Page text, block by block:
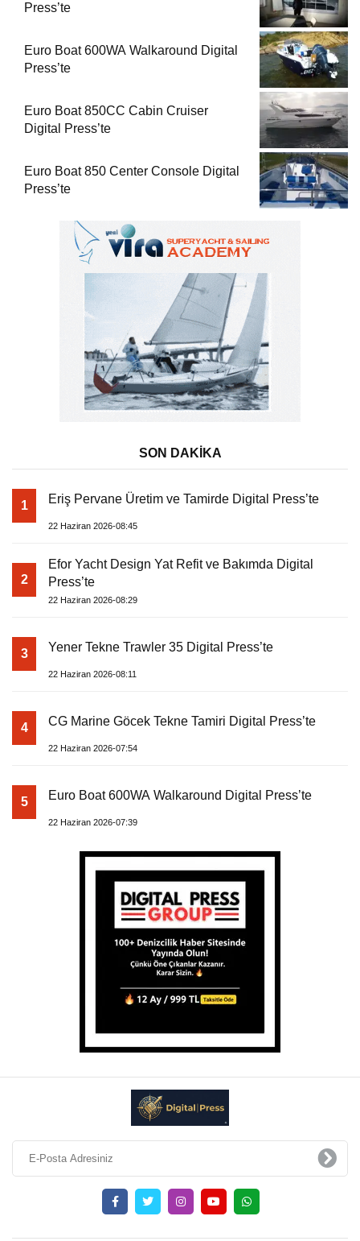
Press’te
Euro Boat 600WA Walkaround Digital
Press’te
Euro Boat 850CC Cabin Cruiser
Digital Press’te
Euro Boat 850 Center Console Digital
Press’te
SON DAKİKA
1 Eriş Pervane Üretim ve Tamirde Digital Press’te
22 Haziran 2026-08:45
2
Efor Yacht Design Yat Refit ve Bakımda Digital
Press’te
22 Haziran 2026-08:29
3 Yener Tekne Trawler 35 Digital Press’te
22 Haziran 2026-08:11
4 CG Marine Göcek Tekne Tamiri Digital Press’te
22 Haziran 2026-07:54
5 Euro Boat 600WA Walkaround Digital Press’te
22 Haziran 2026-07:39